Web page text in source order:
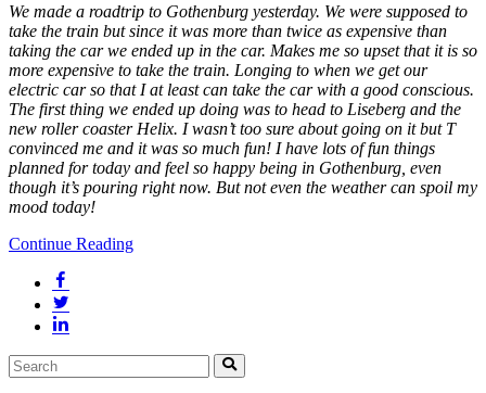
We made a roadtrip to Gothenburg yesterday. We were supposed to
take the train but since it was more than twice as expensive than
taking the car we ended up in the car. Makes me so upset that it is so
more expensive to take the train. Longing to when we get our
electric car so that I at least can take the car with a good conscious.
The first thing we ended up doing was to head to Liseberg and the
new roller coaster Helix. I wasn’t too sure about going on it but T
convinced me and it was so much fun! I have lots of fun things
planned for today and feel so happy being in Gothenburg, even
though it’s pouring right now. But not even the weather can spoil my
mood today!
Continue Reading
Search
for:
Search